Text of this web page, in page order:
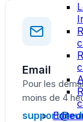
Email
Pour les
moins de 4